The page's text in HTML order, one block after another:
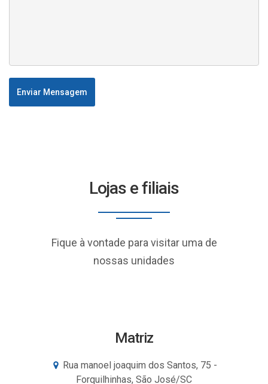
Enviar Mensagem
Lojas e filiais
Fique à vontade para visitar uma de
nossas unidades
Matriz
Rua manoel joaquim dos Santos, 75 -
Forquilhinhas, São José/SC